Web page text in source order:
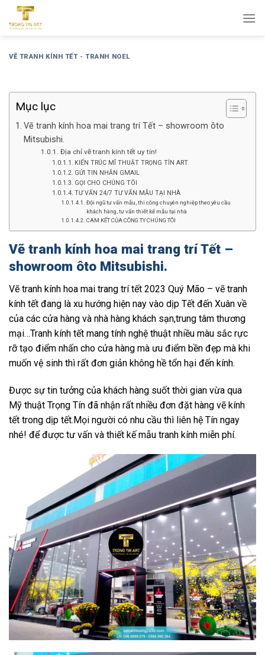
qua
dungVẼ TRANH KÍNH TẾT - TRANH NOEL
Mục lục
Vẽ tranh kính hoa mai trang trí Tết – showroom ôto
Mitsubishi.
Địa chỉ vẽ tranh kính tết uy tín!
KIẾN TRÚC MĨ THUẬT TRỌNG TÍN ART
GỬI TIN NHẮN GMAIL
GỌI CHO CHÚNG TÔI
TƯ VẤN 24/7 TƯ VẤN MẪU TẠI NHÀ
Đội ngũ tư vấn mẫu, thi công chuyên nghiệp theo yêu cầu
khách hàng, tư vấn thiết kế mẫu tại nhà
CAM KẾT CỦA CÔNG TY CHÚNG TÔI
Vẽ tranh kính hoa mai trang trí Tết –
showroom ôto Mitsubishi.
Vẽ tranh kính hoa mai trang trí tết 2023 Quý Mão – vẽ tranh
kính tết đang là xu hướng hiện nay vào dịp Tết đến Xuân về
của các cửa hàng và nhà hàng khách sạn,trung tâm thương
mại…Tranh kính tết mang tính nghệ thuật nhiều màu sắc rực
rỡ tạo điểm nhấn cho cửa hàng mà ưu điểm bền đẹp mà khi
muốn vệ sinh thì rất đơn giản không hề tổn hại đến kính.
Được sự tin tưởng của khách hàng suốt thời gian vừa qua
Mỹ thuật Trọng Tín đã nhận rất nhiều đơn đặt hàng vẽ kính
tết trong dịp tết.Mọi người có nhu cầu thì liên hệ Tín ngay
nhé! để được tư vấn và thiết kế mẫu tranh kính miễn phí.